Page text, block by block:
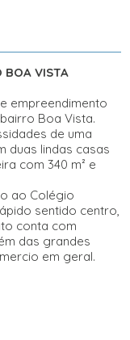
BOA VISTA
empreendimento
Boa Vista.
de uma
duas lindas casas
com 340 m² e
ao Colégio
sentido centro,
conta com
das grandes
em geral.